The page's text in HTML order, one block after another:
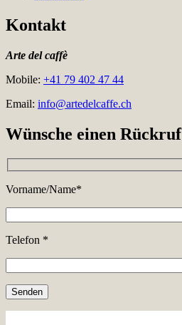
Kontakt
Arte del caffè
Mobile: +41 79 402 47 44
Email: info@artedelcaffe.ch
Wünsche einen Rückruf
Vorname/Name*
Telefon *